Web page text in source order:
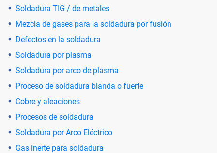
Soldadura TIG / de metales
Mezcla de gases para la soldadura por fusión
Defectos en la soldadura
Soldadura por plasma
Soldadura por arco de plasma
Proceso de soldadura blanda o fuerte
Cobre y aleaciones
Procesos de soldadura
Soldadura por Arco Eléctrico
Gas inerte para soldadura